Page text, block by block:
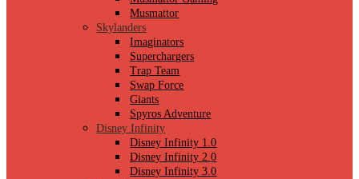
Musmattor
Skylanders
Imaginators
Superchargers
Trap Team
Swap Force
Giants
Spyros Adventure
Disney Infinity
Disney Infinity 1.0
Disney Infinity 2.0
Disney Infinity 3.0